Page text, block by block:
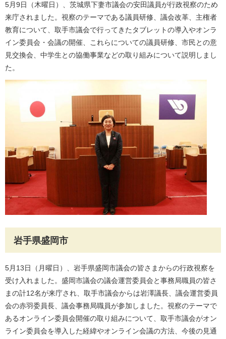
5月9日（木曜日）、茨城県下妻市議会の安田議員が行政視察のため
来庁されました。視察のテーマである議員研修、議会改革、主権者
教育について、取手市議会で行ってきたタブレットの導入やオンラ
イン委員会・会議の開催、これらについての議員研修、市民との意
見交換会、中学生との協働事業などの取り組みについて説明しまし
た。
岩手県盛岡市
5月13日（月曜日）、岩手県盛岡市議会の皆さまからの行政視察を
受け入れました。盛岡市議会の議会運営委員会と事務局職員の皆さ
まの計12名が来庁され、取手市議会からは岩澤議長、議会運営委員
会の赤羽委員長、議会事務局職員が参加しました。視察のテーマで
あるオンライン委員会開催の取り組みについて、取手市議会がオン
ライン委員会を導入した経緯やオンライン会議の方法、今後の見通